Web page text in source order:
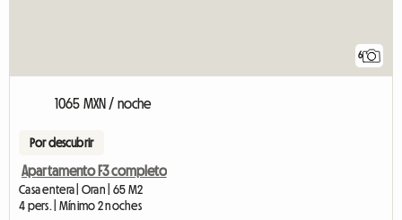
6
1065 MXN / noche
Por descubrir
Apartamento F3 completo
Casa entera | Oran | 65 M2
4 pers. | Mínimo 2 noches